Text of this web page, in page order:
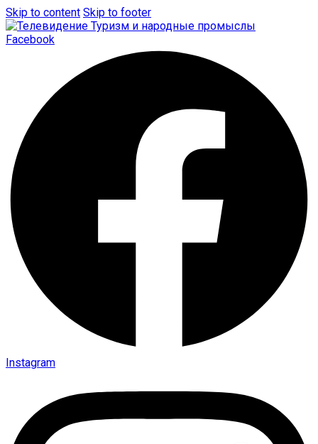
Skip to content Skip to footer
Facebook
Instagram